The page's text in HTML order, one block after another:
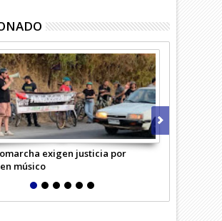
exigen justicia por
músico